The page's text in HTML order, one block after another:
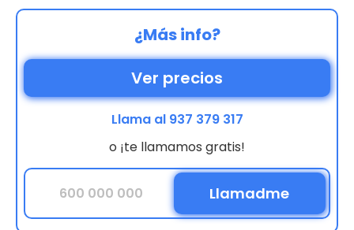
¿Más info?
Ver precios
Llama al 937 379 317
o ¡te llamamos gratis!